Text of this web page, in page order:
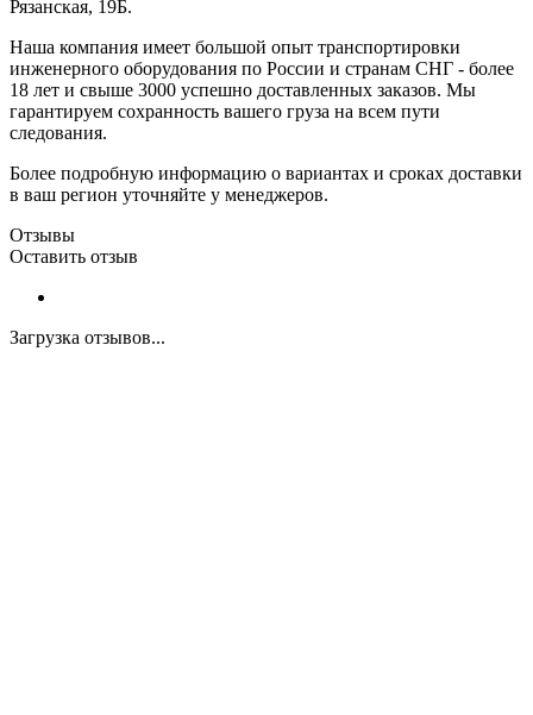
Рязанская, 19Б.
Наша компания имеет большой опыт транспортировки
инженерного оборудования по России и странам СНГ - более
18 лет и свыше 3000 успешно доставленных заказов. Мы
гарантируем сохранность вашего груза на всем пути
следования.
Более подробную информацию о вариантах и сроках доставки
в ваш регион уточняйте у менеджеров.
Отзывы
Оставить отзыв
Загрузка отзывов...